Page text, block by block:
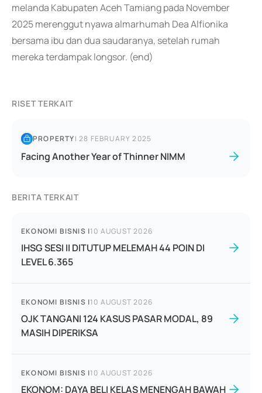
melanda Kabupaten Aceh Tamiang pada November
2025 merenggut nyawa almarhumah Dea Alfionika
bersama ibu dan dua saudaranya, setelah rumah
mereka terdampak longsor. (end)
RISET TERKAIT
PROPERTY|28 FEBRUARY 2025
Facing Another Year of Thinner NIMM
BERITA TERKAIT
EKONOMI BISNIS |10 AUGUST 2026
IHSG SESI II DITUTUP MELEMAH 44 POIN DI
LEVEL 6.365
EKONOMI BISNIS |10 AUGUST 2026
OJK TANGANI 124 KASUS PASAR MODAL, 89
MASIH DIPERIKSA
EKONOMI BISNIS |10 AUGUST 2026
EKONOM: DAYA BELI KELAS MENENGAH BAWAH